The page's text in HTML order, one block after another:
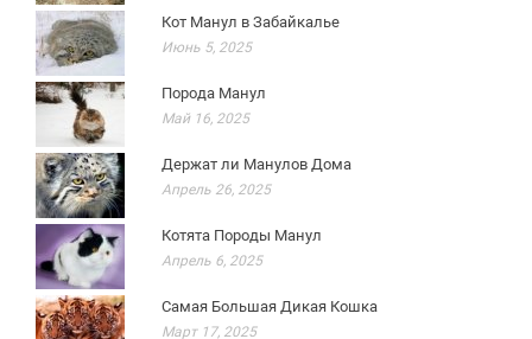
Кот Манул в Забайкалье
Июнь 5, 2025
Порода Манул
Май 16, 2025
Держат ли Манулов Дома
Апрель 26, 2025
Котята Породы Манул
Апрель 6, 2025
Самая Большая Дикая Кошка
Март 17, 2025